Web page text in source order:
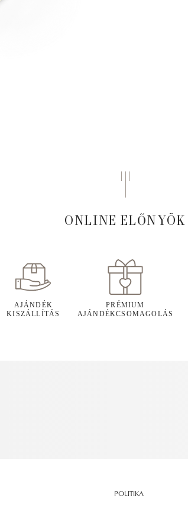
ONLINE ELŐNYÖK
AJÁNDÉK
KISZÁLLÍTÁS
PRÉMIUM
AJÁNDÉKCSOMAGOLÁS
POLITIKA